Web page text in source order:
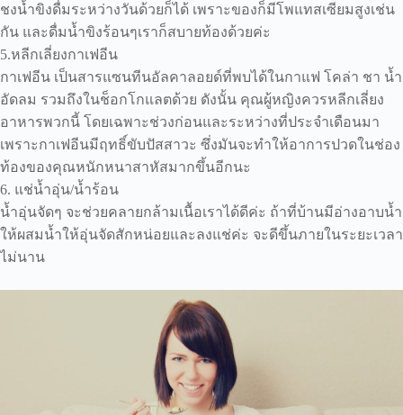
ชงน้ำขิงดื่มระหว่างวันด้วยก็ได้ เพราะของก็มีโพแทสเซียมสูงเช่น
กัน และดื่มน้ำขิงร้อนๆเราก็สบายท้องด้วยค่ะ
5.หลีกเลี่ยงกาเฟอีน
กาเฟอีน เป็นสารแซนทีนอัลคาลอยด์ที่พบได้ในกาแฟ โคล่า ชา น้ำ
อัดลม รวมถึงในช็อกโกแลตด้วย ดังนั้น คุณผู้หญิงควรหลีกเลี่ยง
อาหารพวกนี้ โดยเฉพาะช่วงก่อนและระหว่างที่ประจำเดือนมา
เพราะกาเฟอีนมีฤทธิ์ขับปัสสาวะ ซึ่งมันจะทำให้อาการปวดในช่อง
ท้องของคุณหนักหนาสาหัสมากขึ้นอีกนะ
6. แช่น้ำอุ่น/น้ำร้อน
น้ำอุ่นจัดๆ จะช่วยคลายกล้ามเนื้อเราได้ดีค่ะ ถ้าที่บ้านมีอ่างอาบน้ำ
ให้ผสมน้ำให้อุ่นจัดสักหน่อยและลงแช่ค่ะ จะดีขึ้นภายในระยะเวลา
ไม่นาน